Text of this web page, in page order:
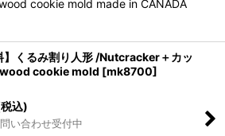
cookie mold made in CANADA
】くるみ割り人形 /Nutcracker＋カッ
cookie mold [mk8700]
込)
い合わせ受付中